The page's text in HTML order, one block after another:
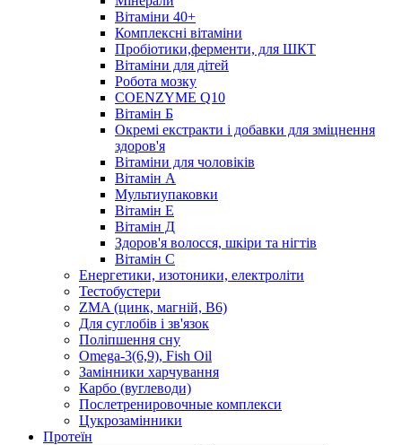
Вітаміни 40+
Комплексні вітаміни
Пробіотики,ферменти, для ШКТ
Вітаміни для дітей
Робота мозку
COENZYME Q10
Вітамін Б
Окремі екстракти і добавки для зміцнення
здоров'я
Вітаміни для чоловіків
Вітамін А
Мультиупаковки
Вітамін Е
Вітамін Д
Здоров'я волосся, шкіри та нігтів
Вітамін С
Енергетики, изотоники, електроліти
Тестобустери
ZMA (цинк, магній, В6)
Для суглобів і зв'язок
Поліпшення сну
Omega-3(6,9), Fish Oil
Замінники харчування
Карбо (вуглеводи)
Послетренировочные комплекси
Цукрозамінники
Протеїн